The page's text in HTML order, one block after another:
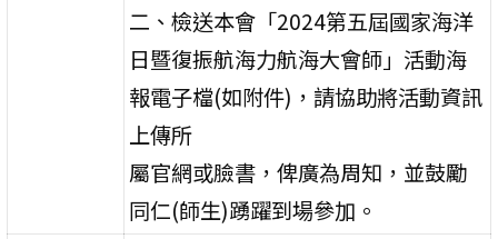
二、檢送本會「2024第五屆國家海洋
日暨復振航海力航海大會師」活動海
報電子檔(如附件)，請協助將活動資訊
上傳所
屬官網或臉書，俾廣為周知，並鼓勵
同仁(師生)踴躍到場參加。